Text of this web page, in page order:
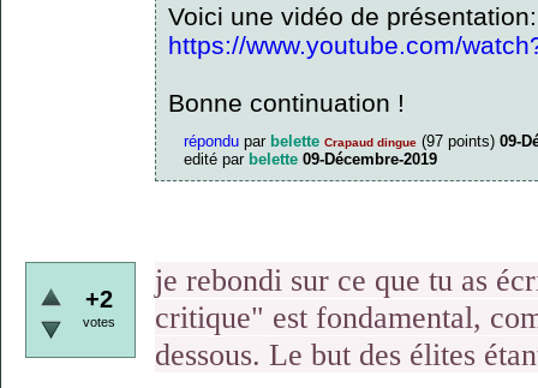
Voici une vidéo de présentation:
https://www.youtube.com/
Bonne continuation !
répondu par belette Crapaud dingue (97 points) 09-
edité par belette 09-Décembre-2019
+2
votes
je rebondi sur ce que tu as
critique" est fondamental,
dessous. Le but des élites